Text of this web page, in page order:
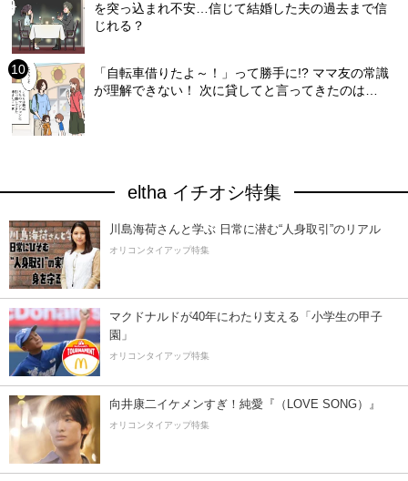
を突っ込まれ不安…信じて結婚した夫の過去まで信
じれる？
「自転車借りたよ～！」って勝手に!? ママ友の常識
が理解できない！ 次に貸してと言ってきたのは…
eltha イチオシ特集
川島海荷さんと学ぶ 日常に潜む“人身取引”のリアル
オリコンタイアップ特集
マクドナルドが40年にわたり支える「小学生の甲子
園」
オリコンタイアップ特集
向井康二イケメンすぎ！純愛『（LOVE SONG）』
オリコンタイアップ特集